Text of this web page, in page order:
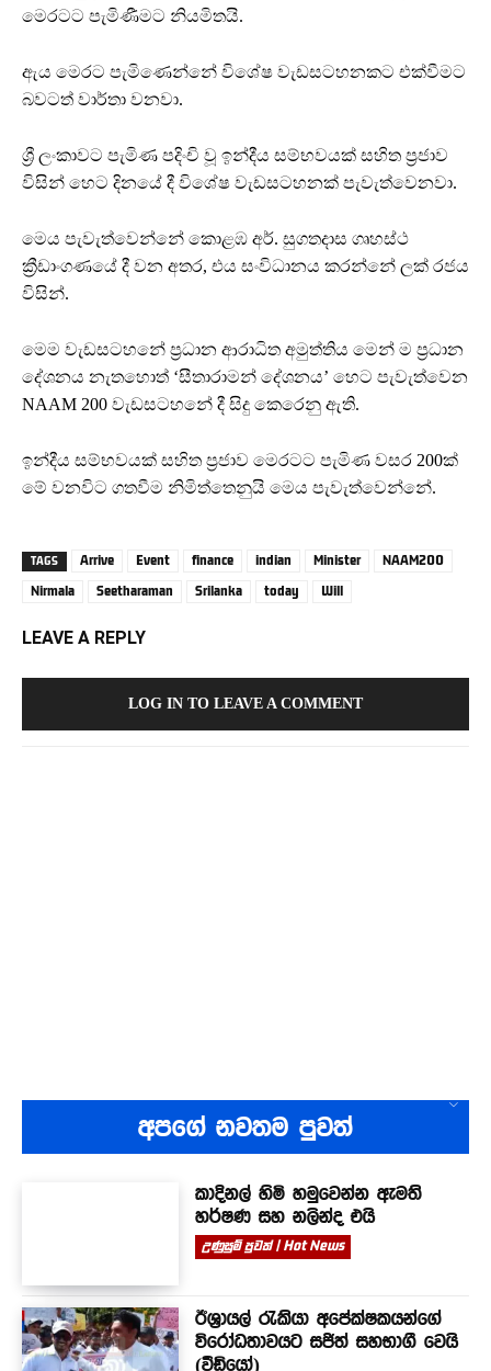
මෙරටට පැමිණීමට නියමිතයි.
ඇය මෙරට පැමිණෙන්නේ විශේෂ වැඩසටහනකට එක්වීමට
බවටත් වාර්තා වනවා.
ශ්‍රී ලංකාවට පැමිණ පදිංචි වූ ඉන්දීය සම්භවයක් සහිත ප්‍රජාව
විසින් හෙට දිනයේ දී විශේෂ වැඩසටහනක් පැවැත්වෙනවා.
මෙය පැවැත්වෙන්නේ කොළඹ අර්. සුගතදාස ගෘහස්ථ
ක්‍රීඩාංගණයේ දී වන අතර, එය සංවිධානය කරන්නේ ලක් රජය
විසින්.
මෙම වැඩසටහනේ ප්‍රධාන ආරාධිත අමුත්තිය මෙන් ම ප්‍රධාන
දේශනය නැතහොත් ‘සීතාරාමන් දේශනය’ හෙට පැවැත්වෙන
NAAM 200 වැඩසටහනේ දී සිදු කෙරෙනු ඇති.
ඉන්දීය සම්භවයක් සහිත ප්‍රජාව මෙරටට පැමිණ වසර 200ක්
මේ වනවිට ගතවීම නිමිත්තෙනුයි මෙය පැවැත්වෙන්නේ.
TAGS Arrive Event finance indian Minister
NAAM200
Nirmala
Seetharaman Srilanka today Will
LEAVE A REPLY
LOG IN TO LEAVE A COMMENT
අපගේ නවතම පුවත්
කාදිනල් හිමි හමුවෙන්න ඇමති
හර්ෂණ සහ නලින්ද එයි
උණුසුම් පුවත් | Hot News
ඊශ්‍රායල් රැකියා අපේක්ෂකයන්ගේ
විරෝධතාවයට සජිත් සහභාගී වෙයි
(වීඩියෝ)